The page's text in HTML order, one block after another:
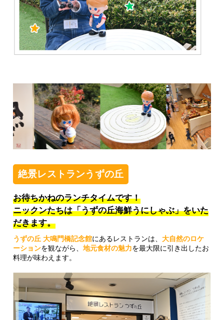
絶景レストランうずの丘
お待ちかねのランチタイムです！
ニックンたちは「うずの丘海鮮うにしゃぶ」をいた
だきます。
うずの丘 大鳴門橋記念館にあるレストランは、 大自然のロケ
ーションを観ながら、地元食材の魅力を最大限に引き出したお
料理が味わえます。